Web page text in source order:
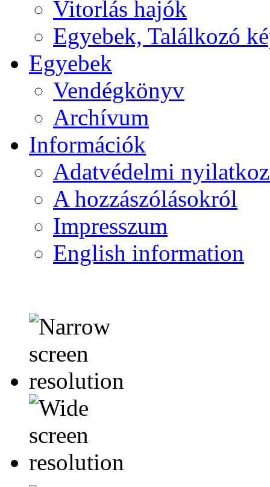
Vitorlás hajók
Egyebek, Találkozó
Egyebek
Vendégkönyv
Archívum
Információk
Adatvédelmi
A hozzászólásokról
Impresszum
English information